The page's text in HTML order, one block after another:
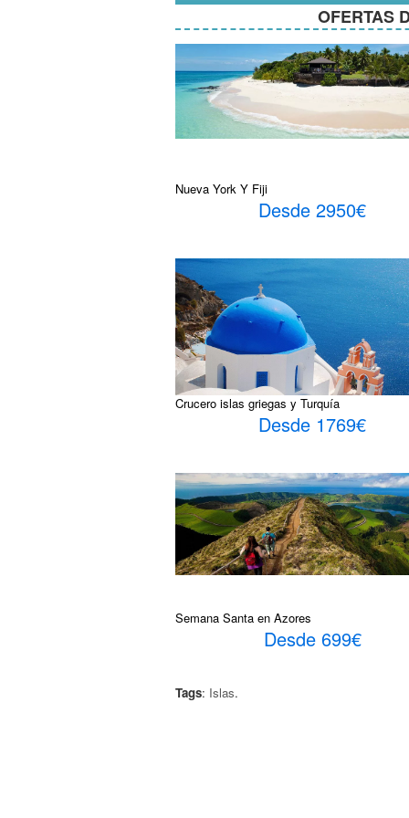
OFERTAS
Nueva York Y Fiji
Desde 2950€
Crucero islas griegas y Turquía
Desde 1769€
Semana Santa en Azores
Desde 699€
Tags: Islas.